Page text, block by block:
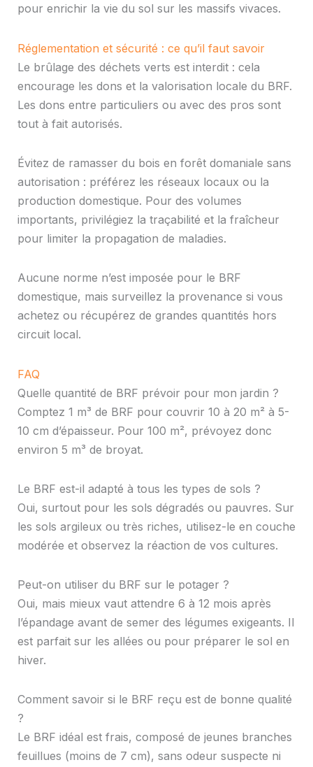
pour enrichir la vie du sol sur les massifs vivaces.
Réglementation et sécurité : ce qu’il faut savoir
Le brûlage des déchets verts est interdit : cela
encourage les dons et la valorisation locale du BRF.
Les dons entre particuliers ou avec des pros sont
tout à fait autorisés.
Évitez de ramasser du bois en forêt domaniale sans
autorisation : préférez les réseaux locaux ou la
production domestique. Pour des volumes
importants, privilégiez la traçabilité et la fraîcheur
pour limiter la propagation de maladies.
Aucune norme n’est imposée pour le BRF
domestique, mais surveillez la provenance si vous
achetez ou récupérez de grandes quantités hors
circuit local.
FAQ
Quelle quantité de BRF prévoir pour mon jardin ?
Comptez 1 m³ de BRF pour couvrir 10 à 20 m² à 5-
10 cm d’épaisseur. Pour 100 m², prévoyez donc
environ 5 m³ de broyat.
Le BRF est-il adapté à tous les types de sols ?
Oui, surtout pour les sols dégradés ou pauvres. Sur
les sols argileux ou très riches, utilisez-le en couche
modérée et observez la réaction de vos cultures.
Peut-on utiliser du BRF sur le potager ?
Oui, mais mieux vaut attendre 6 à 12 mois après
l’épandage avant de semer des légumes exigeants. Il
est parfait sur les allées ou pour préparer le sol en
hiver.
Comment savoir si le BRF reçu est de bonne qualité
?
Le BRF idéal est frais, composé de jeunes branches
feuillues (moins de 7 cm), sans odeur suspecte ni